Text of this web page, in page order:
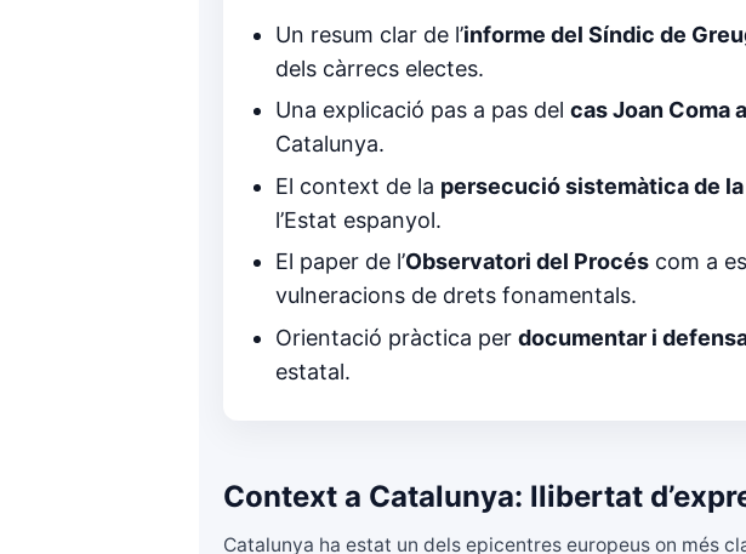
Un resum clar de l’informe del Síndic de
dels càrrecs electes.
Una explicació pas a pas delcas Joan Coma
Catalunya.
El context de la persecució sistemàtica de
l’Estat espanyol.
El paper de l’Observatori del Procés com a
vulneracions de drets fonamentals.
Orientació pràctica perdocumentar i
estatal.
Context a Catalunya: llibertat
Catalunya ha estat un dels epicentres europeus on més